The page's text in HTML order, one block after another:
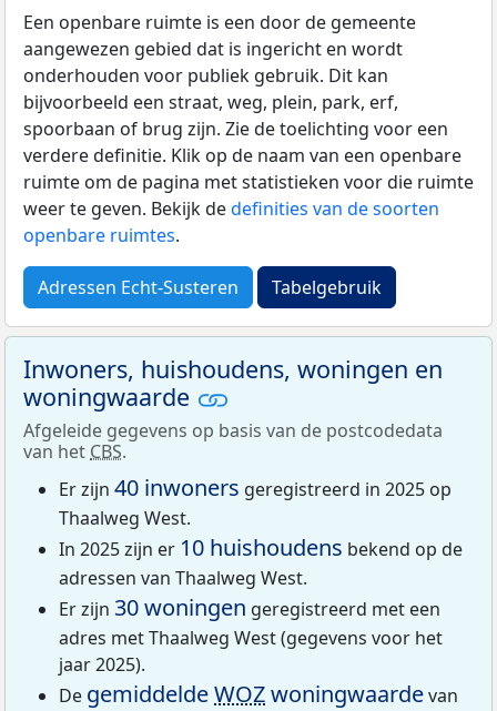
Een openbare ruimte is een door de gemeente
aangewezen gebied dat is ingericht en wordt
onderhouden voor publiek gebruik. Dit kan
bijvoorbeeld een straat, weg, plein, park, erf,
spoorbaan of brug zijn. Zie de toelichting voor een
verdere definitie. Klik op de naam van een openbare
ruimte om de pagina met statistieken voor die ruimte
weer te geven. Bekijk dedefinities van de soorten
openbare ruimtes.
Adressen Echt-Susteren Tabelgebruik
Inwoners, huishoudens, woningen en
woningwaarde
Afgeleide gegevens op basis van de postcodedata
van het CBS.
Er zijn 40 inwoners geregistreerd in 2025 op
Thaalweg West.
In 2025 zijn er 10 huishoudens bekend op de
adressen van Thaalweg West.
Er zijn 30 woningen geregistreerd met een
adres met Thaalweg West (gegevens voor het
jaar 2025).
De gemiddeldeWOZwoningwaardevan